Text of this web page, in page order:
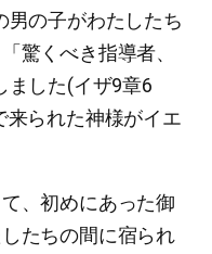
の子がわたしたち
驚くべき指導者、
ました(イザ9章6
られた神様がイエ
、初めにあった御
たちの間に宿られ